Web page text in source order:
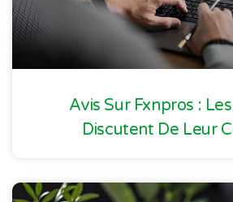
Avis Sur Fxnpros :
Discutent De Leur